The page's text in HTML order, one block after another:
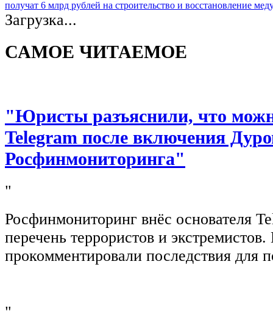
получат 6 млрд рублей на строительство и восстановление
Загрузка...
САМОЕ ЧИТАЕМОЕ
"Юристы разъяснили, что
Telegram после включения
Росфинмониторинга"
"
Росфинмониторинг внёс основателя
перечень террористов и
прокомментировали последствия для
"